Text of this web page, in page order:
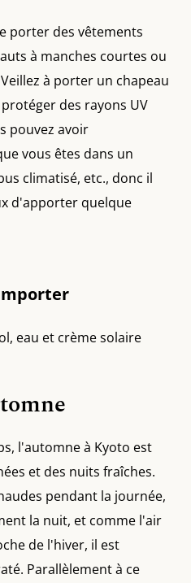
porter des vêtements
à manches courtes ou
à porter un chapeau
des rayons UV
pouvez avoir
vous êtes dans un
climatisé, etc., donc il
d'apporter quelque
eau et crème solaire
l'automne à Kyoto est
et des nuits fraîches.
pendant la journée,
la nuit, et comme l'air
de l'hiver, il est
Parallèlement à ce